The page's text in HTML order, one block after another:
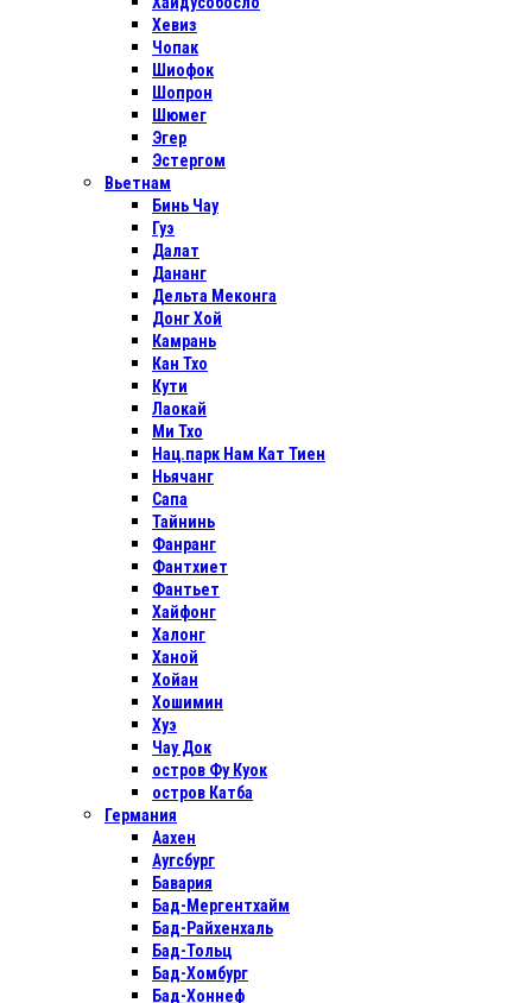
Хевиз
Чопак
Шиофок
Шопрон
Шюмег
Эгер
Эстергом
Вьетнам
Бинь Чау
Гуэ
Далат
Дананг
Дельта Меконга
Донг Хой
Камрань
Кан Тхо
Кути
Лаокай
Ми Тхо
Нац.парк Нам Кат Тиен
Ньячанг
Сапа
Тайнинь
Фанранг
Фантхиет
Фантьет
Хайфонг
Халонг
Ханой
Хойан
Хошимин
Хуэ
Чау Док
остров Фу Куок
остров Катба
Германия
Аахен
Аугсбург
Бавария
Бад-Мергентхайм
Бад-Райхенхаль
Бад-Тольц
Бад-Хомбург
Бад-Хоннеф